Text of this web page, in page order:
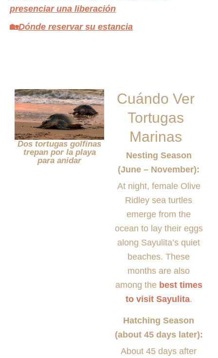
presenciar una liberación
🏡Dónde reservar su estancia
Cuándo Ver
Tortugas
Marinas
Nesting Season
(June – November):
At night, female Olive
Ridley sea turtles
emerge from the
ocean to lay their eggs
along Sayulita’s quiet
beaches. These
months are also
among the best times
to visit Sayulita.
Hatching Season
(about 45 days later):
About 45 days after
Dos tortugas golfinas
trepan por la playa
para anidar